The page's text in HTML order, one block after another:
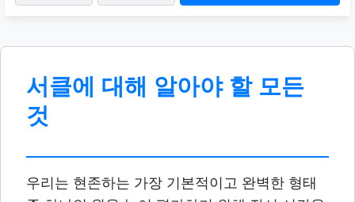
서클에 대해 알아야 할 모든
것
우리는 현존하는 가장 기본적이고 완벽한 형태